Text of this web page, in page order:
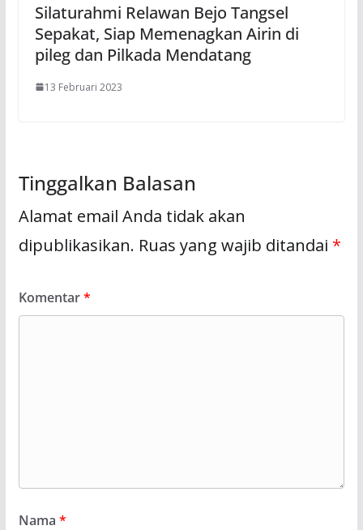
Silaturahmi Relawan Bejo Tangsel
Sepakat, Siap Memenagkan Airin di
pileg dan Pilkada Mendatang
13 Februari 2023
Tinggalkan Balasan
Alamat email Anda tidak akan
dipublikasikan. Ruas yang wajib ditandai *
Komentar*
Nama *